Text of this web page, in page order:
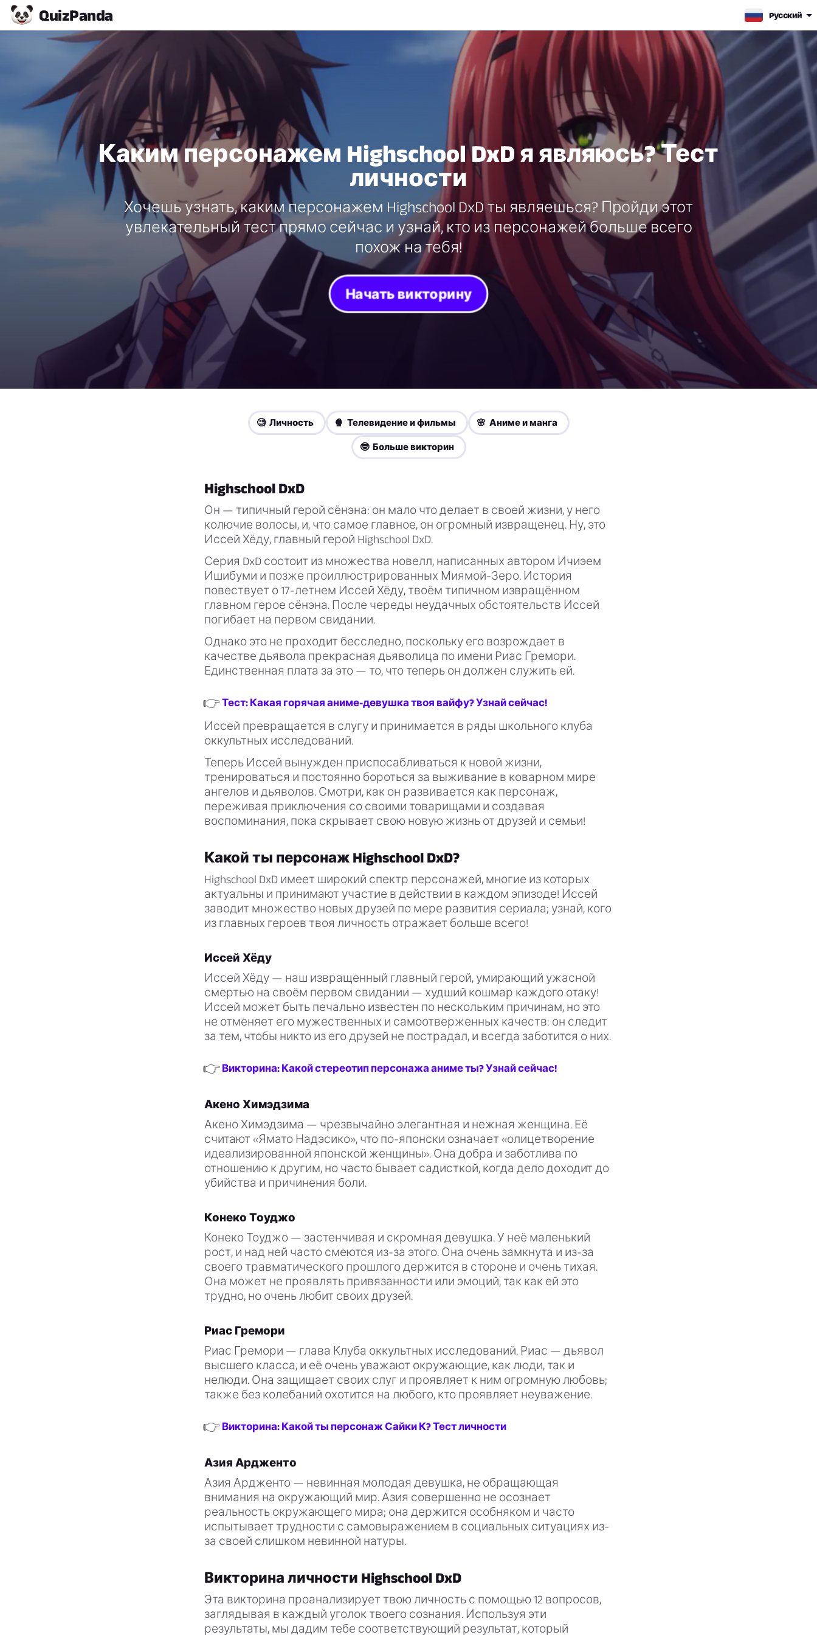
QuizPanda Pусский
Каким персонажем Highschool DxD я являюсь? Тест
личности
Хочешь узнать, каким персонажем Highschool DxD ты являешься? Пройди этот
увлекательный тест прямо сейчас и узнай, кто из персонажей больше всего
похож на тебя!
Начать викторину
🧐 Личность 🍿 Телевидение и фильмы 🌸 Аниме и манга
🤓 Больше викторин
Highschool DxD
Он — типичный герой сёнэна: он мало что делает в своей жизни, у него
колючие волосы, и, что самое главное, он огромный извращенец. Ну, это
Иссей Хёду, главный герой Highschool DxD.
Серия DxD состоит из множества новелл, написанных автором Ичиэем
Ишибуми и позже проиллюстрированных Миямой-Зеро. История
повествует о 17-летнем Иссей Хёду, твоём типичном извращённом
главном герое сёнэна. После череды неудачных обстоятельств Иссей
погибает на первом свидании.
Однако это не проходит бесследно, поскольку его возрождает в
качестве дьявола прекрасная дьяволица по имени Риас Гремори.
Единственная плата за это — то, что теперь он должен служить ей.
👉Тест: Какая горячая аниме-девушка твоя вайфу? Узнай сейчас!
Иссей превращается в слугу и принимается в ряды школьного клуба
оккультных исследований.
Теперь Иссей вынужден приспосабливаться к новой жизни,
тренироваться и постоянно бороться за выживание в коварном мире
ангелов и дьяволов. Смотри, как он развивается как персонаж,
переживая приключения со своими товарищами и создавая
воспоминания, пока скрывает свою новую жизнь от друзей и семьи!
Какой ты персонаж Highschool DxD?
Highschool DxD имеет широкий спектр персонажей, многие из которых
актуальны и принимают участие в действии в каждом эпизоде! Иссей
заводит множество новых друзей по мере развития сериала; узнай, кого
из главных героев твоя личность отражает больше всего!
Иссей Хёду
Иссей Хёду — наш извращенный главный герой, умирающий ужасной
смертью на своём первом свидании — худший кошмар каждого отаку!
Иссей может быть печально известен по нескольким причинам, но это
не отменяет его мужественных и самоотверженных качеств: он следит
за тем, чтобы никто из его друзей не пострадал, и всегда заботится о них.
👉 Викторина: Какой стереотип персонажа аниме ты? Узнай сейчас!
Акено Химэдзима
Акено Химэдзима — чрезвычайно элегантная и нежная женщина. Её
считают «Ямато Надэсико», что по-японски означает «олицетворение
идеализированной японской женщины». Она добра и заботлива по
отношению к другим, но часто бывает садисткой, когда дело доходит до
убийства и причинения боли.
Конеко Тоуджо
Конеко Тоуджо — застенчивая и скромная девушка. У неё маленький
рост, и над ней часто смеются из-за этого. Она очень замкнута и из-за
своего травматического прошлого держится в стороне и очень тихая.
Она может не проявлять привязанности или эмоций, так как ей это
трудно, но очень любит своих друзей.
Риас Гремори
Риас Гремори — глава Клуба оккультных исследований. Риас — дьявол
высшего класса, и её очень уважают окружающие, как люди, так и
нелюди. Она защищает своих слуг и проявляет к ним огромную любовь;
также без колебаний охотится на любого, кто проявляет неуважение.
👉 Викторина: Какой ты персонаж Сайки К? Тест личности
Азия Ардженто
Азия Ардженто — невинная молодая девушка, не обращающая
внимания на окружающий мир. Азия совершенно не осознает
реальность окружающего мира; она держится особняком и часто
испытывает трудности с самовыражением в социальных ситуациях из-
за своей слишком невинной натуры.
Викторина личности Highschool DxD
Эта викторина проанализирует твою личность с помощью 12 вопросов,
заглядывая в каждый уголок твоего сознания. Используя эти
результаты, мы дадим тебе соответствующий результат, который